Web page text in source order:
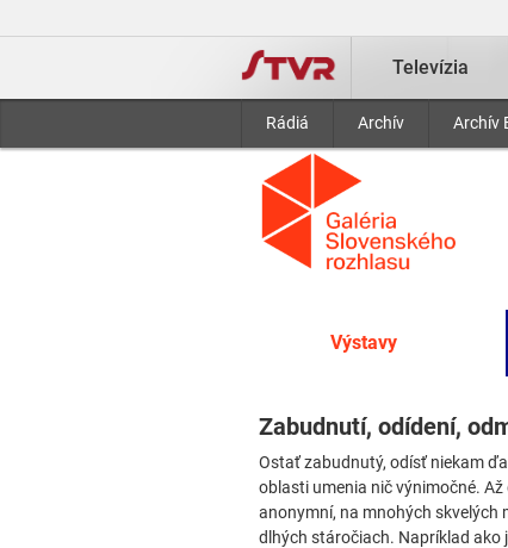
Televízia
Rádiá Archív Archív
Výstavy
Zabudnutí, odídení,
Ostať zabudnutý, odísť niekam
oblasti umenia nič výnimočné.
anonymní, na mnohých skvelých
dlhých stáročiach. Napríklad ako